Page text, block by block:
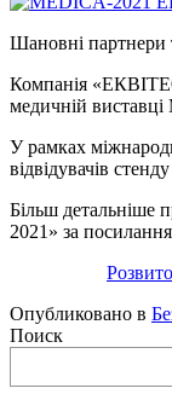
Шановні партнери
Компанія
медичній
У рамках
відвідувачів
Більш детальніше
2021» за
Опубликовано в
Поиск